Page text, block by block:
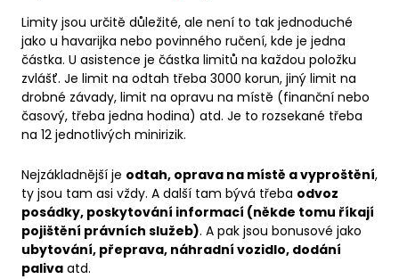
Limity jsou určitě důležité, ale není to tak jednoduché
jako u havarijka nebo povinného ručení, kde je jedna
částka. U asistence je částka limitů na každou položku
zvlášť. Je limit na odtah třeba 3000 korun, jiný limit na
drobné závady, limit na opravu na místě (finanční nebo
časový, třeba jedna hodina) atd. Je to rozsekané třeba
na 12 jednotlivých minirizik.
Nejzákladnější je odtah, oprava na místě a vyproštění,
ty jsou tam asi vždy. A další tam bývá třeba odvoz
posádky, poskytování informací (někde tomu říkají
pojištění právních služeb). A pak jsou bonusové jako
ubytování, přeprava, náhradní vozidlo, dodání
paliva atd.